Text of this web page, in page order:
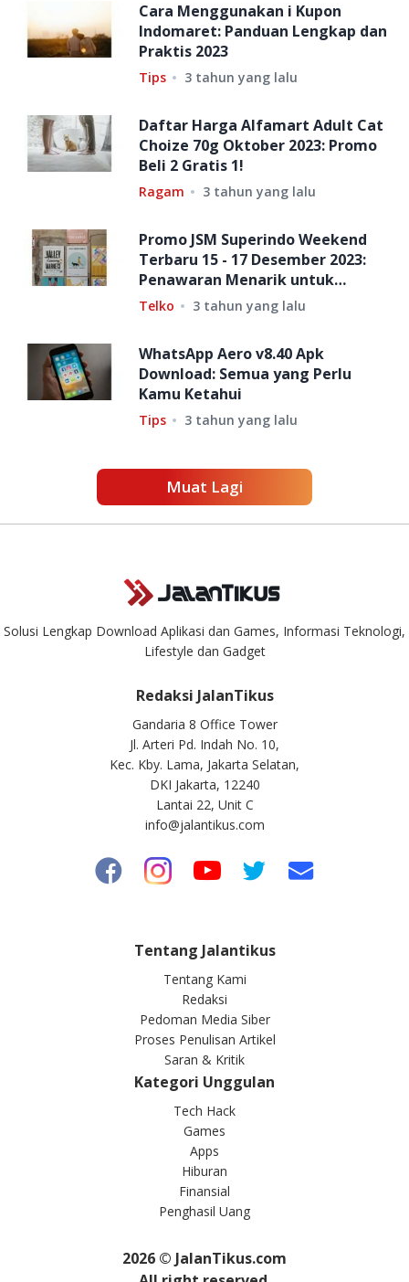
Cara Menggunakan i Kupon
Indomaret: Panduan Lengkap dan
Praktis 2023
Tips 3 tahun yang lalu
Daftar Harga Alfamart Adult Cat
Choize 70g Oktober 2023: Promo
Beli 2 Gratis 1!
Ragam 3 tahun yang lalu
Promo JSM Superindo Weekend
Terbaru 15 - 17 Desember 2023:
Penawaran Menarik untuk
Berbelanja Hemat!
Telko 3 tahun yang lalu
WhatsApp Aero v8.40 Apk
Download: Semua yang Perlu
Kamu Ketahui
Tips 3 tahun yang lalu
Muat Lagi
Solusi Lengkap Download Aplikasi dan Games, Informasi Teknologi,
Lifestyle dan Gadget
Redaksi JalanTikus
Gandaria 8 Office Tower
Jl. Arteri Pd. Indah No. 10,
Kec. Kby. Lama, Jakarta Selatan,
DKI Jakarta, 12240
Lantai 22, Unit C
info@jalantikus.com
Tentang Jalantikus
Tentang Kami
Redaksi
Pedoman Media Siber
Proses Penulisan Artikel
Saran & Kritik
Kategori Unggulan
Tech Hack
Games
Apps
Hiburan
Finansial
Penghasil Uang
2026 © JalanTikus.com